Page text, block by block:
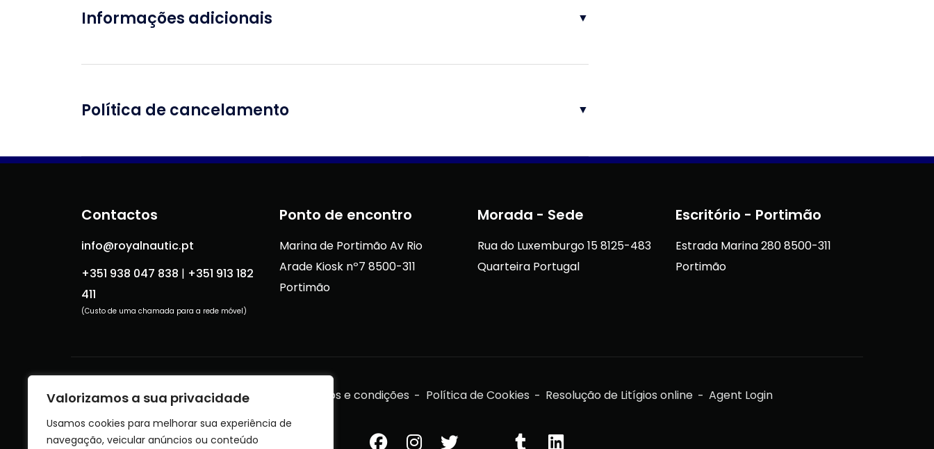
Valorizamos a sua privacidade
Usamos cookies para melhorar sua experiência de
navegação, veicular anúncios ou conteúdo
Informações adicionais ▼
Política de cancelamento ▼
Contactos
info@royalnautic.pt
+351 938 047 838 | +351 913 182
411
(Custo de uma chamada para a rede móvel)
Ponto de encontro
Marina de Portimão Av Rio
Arade Kiosk nº7 8500-311
Portimão
Morada - Sede
Rua do Luxemburgo 15 8125-483
Quarteira Portugal
Escritório - Portimão
Estrada Marina 280 8500-311
Portimão
Livro de Reclamações Termos e condições Política de Cookies Resolução de Litígios online Agent Login